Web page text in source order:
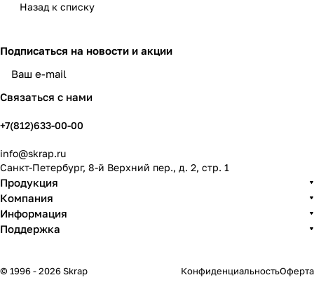
Назад к списку
Подписаться на новости и акции
Связаться с нами
+7(812)633-00-00
info@skrap.ru
Санкт-Петербург, 8-й Верхний пер., д. 2, стр. 1
Продукция
Компания
Информация
Поддержка
© 1996 - 2026 Skrap КонфиденциальностьОферта